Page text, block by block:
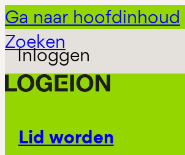
Ga naar hoofdinhoud
Zoeken
Inloggen
Lid worden